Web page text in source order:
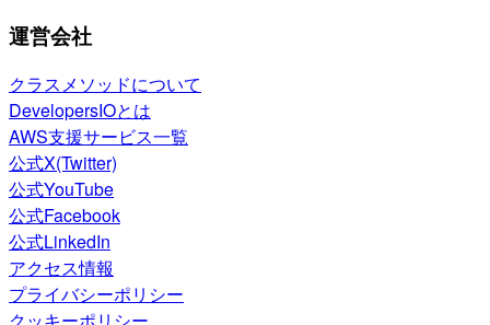
運営会社
クラスメソッドについて
DevelopersIOとは
AWS支援サービス一覧
公式X(Twitter)
公式YouTube
公式Facebook
公式LinkedIn
アクセス情報
プライバシーポリシー